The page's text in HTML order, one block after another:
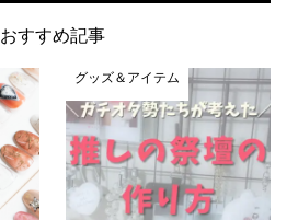
おすすめ記事
グッズ＆アイテム